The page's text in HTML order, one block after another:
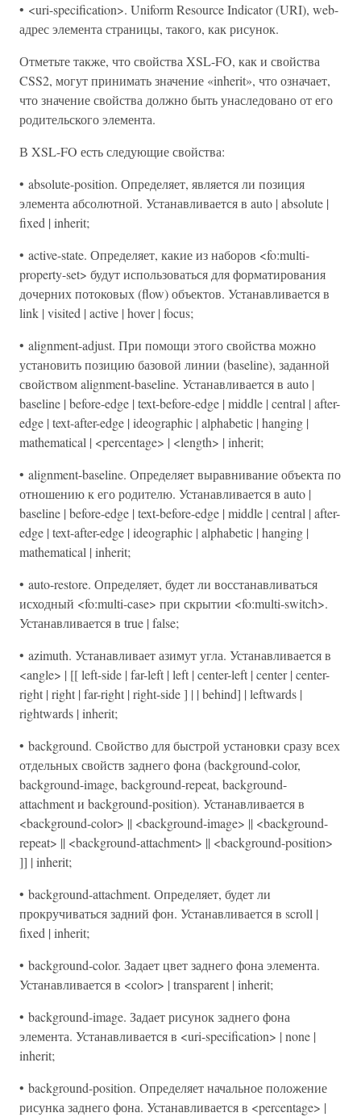
• <uri-specification>. Uniform Resource Indicator (URI), web-
адрес элемента страницы, такого, как рисунок.
Отметьте также, что свойства XSL-FO, как и свойства
CSS2, могут принимать значение «inherit», что означает,
что значение свойства должно быть унаследовано от его
родительского элемента.
В XSL-FO есть следующие свойства:
• absolute-position. Определяет, является ли позиция
элемента абсолютной. Устанавливается в auto | absolute |
fixed | inherit;
• active-state. Определяет, какие из наборов <fo:multi-
property-set> будут использоваться для форматирования
дочерних потоковых (flow) объектов. Устанавливается в
link | visited | active | hover | focus;
• alignment-adjust. При помощи этого свойства можно
установить позицию базовой линии (baseline), заданной
свойством alignment-baseline. Устанавливается в auto |
baseline | before-edge | text-before-edge | middle | central | after-
edge | text-after-edge | ideographic | alphabetic | hanging |
mathematical | <percentage> | <length> | inherit;
• alignment-baseline. Определяет выравнивание объекта по
отношению к его родителю. Устанавливается в auto |
baseline | before-edge | text-before-edge | middle | central | after-
edge | text-after-edge | ideographic | alphabetic | hanging |
mathematical | inherit;
• auto-restore. Определяет, будет ли восстанавливаться
исходный <fo:multi-case> при скрытии <fo:multi-switch>.
Устанавливается в true | false;
• azimuth. Устанавливает азимут угла. Устанавливается в
<angle> | [[ left-side | far-left | left | center-left | center | center-
right | right | far-right | right-side ] | | behind] | leftwards |
rightwards | inherit;
• background. Свойство для быстрой установки сразу всех
отдельных свойств заднего фона (background-color,
background-image, background-repeat, background-
attachment и background-position). Устанавливается в
<background-color> || <background-image> || <background-
repeat> || <background-attachment> || <background-position>
]] | inherit;
• background-attachment. Определяет, будет ли
прокручиваться задний фон. Устанавливается в scroll |
fixed | inherit;
• background-color. Задает цвет заднего фона элемента.
Устанавливается в <color> | transparent | inherit;
• background-image. Задает рисунок заднего фона
элемента. Устанавливается в <uri-specification> | none |
inherit;
• background-position. Определяет начальное положение
рисунка заднего фона. Устанавливается в <percentage> |